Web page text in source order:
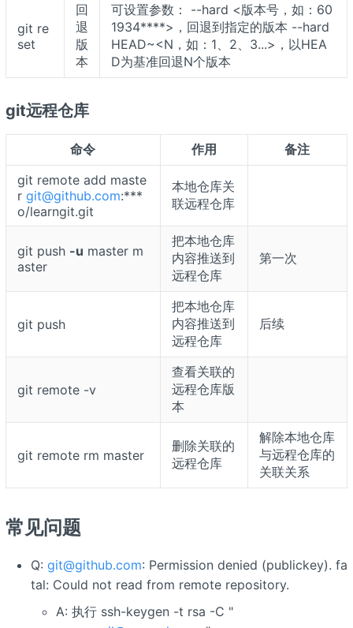
git re
set
回
退
版
本
可设置参数： --hard <版本号，如：60
1934****>，回退到指定的版本 --hard
HEAD~<N，如：1、2、3...>，以HEA
D为基准回退N个版本
git远程仓库
命令 作用
备注
git remote add maste
r git@github.com:***
o/learngit.git
本地仓库关
联远程仓库
git push -u master m
aster
把本地仓库
内容推送到
远程仓库
第一次
git push
把本地仓库
内容推送到
远程仓库
后续
git remote -v
查看关联的
远程仓库版
本
git remote rm master
删除关联的
远程仓库
解除本地仓库
与远程仓库的
关联关系
常见问题
Q: git@github.com: Permission denied (publickey). fa
tal: Could not read from remote repository.
A: 执行 ssh-keygen -t rsa -C "